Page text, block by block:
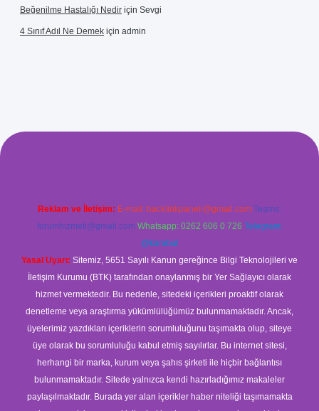
Beğenilme Hastalığı Nedir için Sevgi
4 Sınıf Adıl Ne Demek için admin
Reklam ve İletişim: E-mail: backlinkpaneli@gmail.com Teams:
forumhizmeti@gmail.com Whatsapp: 0262 606 0 726 Telegram:
@karabul
Yasal Uyarı: Sitemiz, 5651 Sayılı Kanun gereğince Bilgi Teknolojileri ve
İletişim Kurumu (BTK) tarafından onaylanmış bir Yer Sağlayıcı olarak
hizmet vermektedir. Bu nedenle, sitedeki içerikleri proaktif olarak
denetleme veya araştırma yükümlülüğümüz bulunmamaktadır. Ancak,
üyelerimiz yazdıkları içeriklerin sorumluluğunu taşımakta olup, siteye
üye olarak bu sorumluluğu kabul etmiş sayılırlar. Bu internet sitesi,
herhangi bir marka, kurum veya şahıs şirketi ile hiçbir bağlantısı
bulunmamaktadır. Sitede yalnızca kendi hazırladığımız makaleler
paylaşılmaktadır. Burada yer alan içerikler haber niteliği taşımamakta